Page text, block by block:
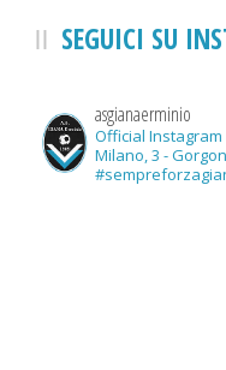
SEGUICI SU
asgianaerminio
Official Instagram
Milano, 3 -